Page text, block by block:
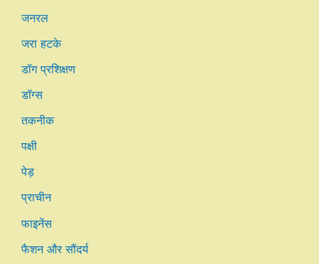
जनरल
जरा हटके
डॉग प्रशिक्षण
डॉग्स
तकनीक
पक्षी
पेड़
प्राचीन
फाइनेंस
फैशन और सौंदर्य